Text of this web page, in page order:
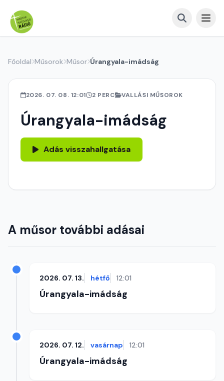
Főoldal Műsorok Műsor Úrangyala-imádság
2026. 07. 08. 12:01 2 PERC VALLÁSI MŰSOROK
Úrangyala-imádság
Adás visszahallgatása
A műsor további adásai
2026. 07. 13. hétfő 12:01
Úrangyala-imádság
2026. 07. 12. vasárnap 12:01
Úrangyala-imádság